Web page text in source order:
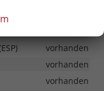
vorhanden
vorhanden
vorhanden